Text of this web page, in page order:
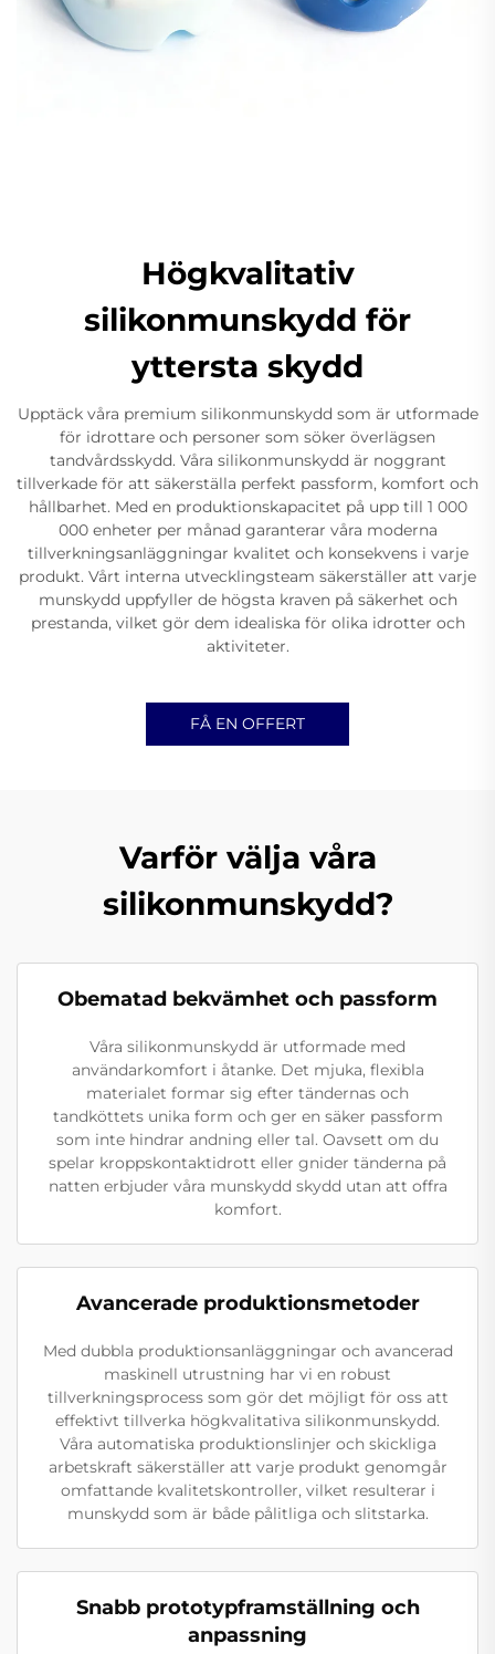
Högkvalitativ
silikonmunskydd för
yttersta skydd
Upptäck våra premium silikonmunskydd som är utformade
för idrottare och personer som söker överlägsen
tandvårdsskydd. Våra silikonmunskydd är noggrant
tillverkade för att säkerställa perfekt passform, komfort och
hållbarhet. Med en produktionskapacitet på upp till 1 000
000 enheter per månad garanterar våra moderna
tillverkningsanläggningar kvalitet och konsekvens i varje
produkt. Vårt interna utvecklingsteam säkerställer att varje
munskydd uppfyller de högsta kraven på säkerhet och
prestanda, vilket gör dem idealiska för olika idrotter och
aktiviteter.
FÅ EN OFFERT
Varför välja våra
silikonmunskydd?
Obematad bekvämhet och passform
Våra silikonmunskydd är utformade med
användarkomfort i åtanke. Det mjuka, flexibla
materialet formar sig efter tändernas och
tandköttets unika form och ger en säker passform
som inte hindrar andning eller tal. Oavsett om du
spelar kroppskontaktidrott eller gnider tänderna på
natten erbjuder våra munskydd skydd utan att offra
komfort.
Avancerade produktionsmetoder
Med dubbla produktionsanläggningar och avancerad
maskinell utrustning har vi en robust
tillverkningsprocess som gör det möjligt för oss att
effektivt tillverka högkvalitativa silikonmunskydd.
Våra automatiska produktionslinjer och skickliga
arbetskraft säkerställer att varje produkt genomgår
omfattande kvalitetskontroller, vilket resulterar i
munskydd som är både pålitliga och slitstarka.
Snabb prototypframställning och
anpassning